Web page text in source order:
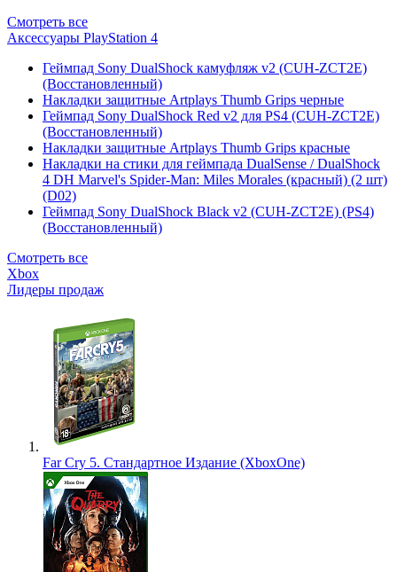
Смотреть все
Аксессуары PlayStation 4
Геймпад Sony DualShock камуфляж v2 (CUH-ZCT2E)
(Восстановленный)
Накладки защитные Artplays Thumb Grips черные
Геймпад Sony DualShock Red v2 для PS4 (CUH-ZCT2E)
(Восстановленный)
Накладки защитные Artplays Thumb Grips красные
Накладки на стики для геймпада DualSense / DualShock
4 DH Marvel's Spider-Man: Miles Morales (красный) (2 шт)
(D02)
Геймпад Sony DualShock Black v2 (CUH-ZCT2E) (PS4)
(Восстановленный)
Смотреть все
Xbox
Лидеры продаж
Far Cry 5. Стандартное Издание (XboxOne)